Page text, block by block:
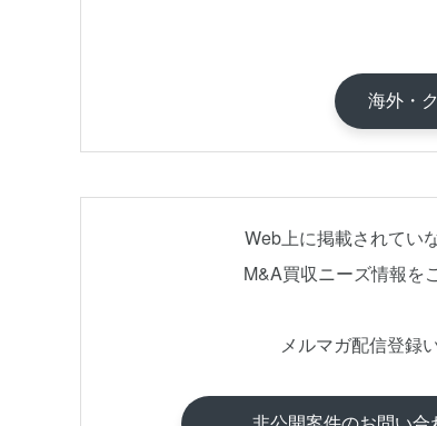
海外・
Web上に掲載されてい
M&A買収ニーズ情報を
メルマガ配信登録